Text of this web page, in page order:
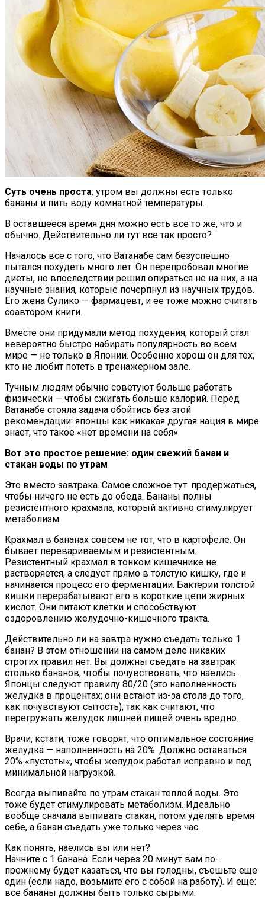
Суть очень проста: утром вы должны есть только
бананы и пить воду комнатной температуры.
В оставшееся время дня можно есть все то же, что и
обычно. Действительно ли тут все так просто?
Началось все с того, что Ватанабе сам безуспешно
пытался похудеть много лет. Он перепробовал многие
диеты, но впоследствии решил опираться не на них, а на
научные знания, которые почерпнул из научных трудов.
Его жена Сулико — фармацевт, и ее тоже можно считать
соавтором книги.
Вместе они придумали метод похудения, который стал
невероятно быстро набирать популярность во всем
мире — не только в Японии. Особенно хорош он для тех,
кто не любит потеть в тренажерном зале.
Тучным людям обычно советуют больше работать
физически — чтобы сжигать больше калорий. Перед
Ватанабе стояла задача обойтись без этой
рекомендации: японцы как никакая другая нация в мире
знает, что такое «нет времени на себя».
Вот это простое решение: один свежий банан и
стакан воды по утрам
Это вместо завтрака. Самое сложное тут: продержаться,
чтобы ничего не есть до обеда. Бананы полны
резистентного крахмала, который активно стимулирует
метаболизм.
Крахмал в бананах совсем не тот, что в картофеле. Он
бывает перевариваемым и резистентным.
Резистентный крахмал в тонком кишечнике не
растворяется, а следует прямо в толстую кишку, где и
начинается процесс его ферментации. Бактерии толстой
кишки перерабатывают его в короткие цепи жирных
кислот. Они питают клетки и способствуют
оздоровлению желудочно-кишечного тракта.
Действительно ли на завтра нужно съедать только 1
банан? В этом отношении на самом деле никаких
строгих правил нет. Вы должны съедать на завтрак
столько бананов, чтобы почувствовать, что наелись.
Японцы следуют правилу 80/20 (это наполненность
желудка в процентах; они встают из-за стола до того,
как почувствуют сытость), так как считают, что
перегружать желудок лишней пищей очень вредно.
Врачи, кстати, тоже говорят, что оптимальное состояние
желудка — наполненность на 20%. Должно оставаться
20% «пустоты«, чтобы желудок работал исправно и под
минимальной нагрузкой.
Всегда выпивайте по утрам стакан теплой воды. Это
тоже будет стимулировать метаболизм. Идеально
вообще сначала выпивать стакан, потом уделять время
себе, а банан съедать уже только через час.
Как понять, наелись вы или нет?
Начните с 1 банана. Если через 20 минут вам по-
прежнему будет казаться, что вы голодны, съешьте еще
один (если надо, возьмите его с собой на работу). И еще:
все бананы должны быть только сырыми.